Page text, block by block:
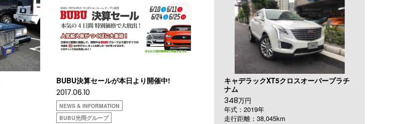
BUBU決算セールが本日より開催中!
2017.06.10
NEWS & INFORMATION
BUBU光岡グループ
キャデラックXT5クロスオーバープラチ
ナム
348万円
年式：2019年
走行距離：38,045km